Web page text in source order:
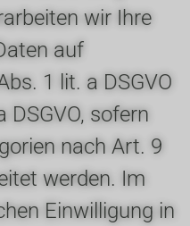
wir Ihre
auf
1 lit. a DSGVO
DSGVO, sofern
nach Art. 9
werden. Im
Einwilligung in